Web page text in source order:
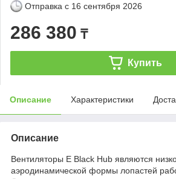
Отправка с 16 сентября 2026
286 380 ₸
Купить
Описание Характеристики
Описание
Вентиляторы E Black Hub являются
аэродинамической формы лопастей